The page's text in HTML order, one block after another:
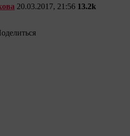
20.03.2017, 21:56 13.2k